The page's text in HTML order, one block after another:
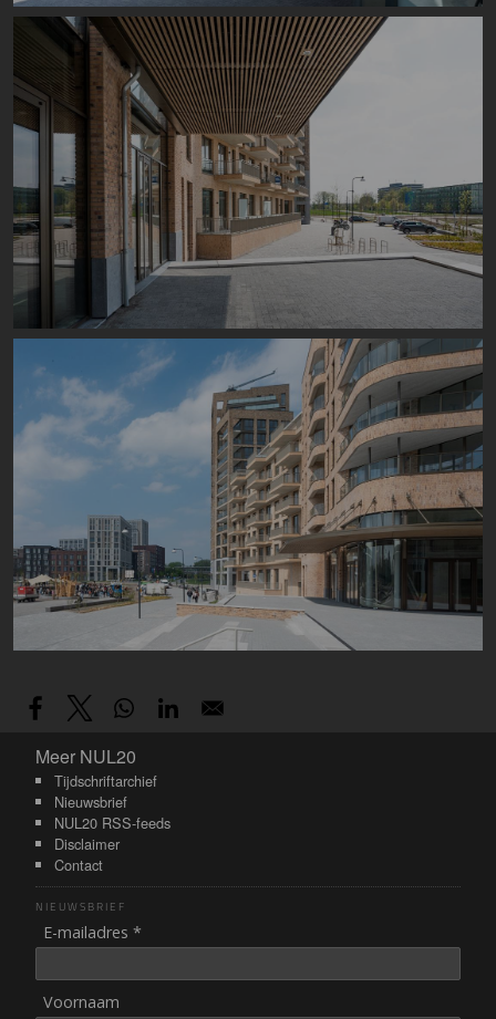
Image
Meer NUL20
Meer NUL20
Tijdschriftarchief
Nieuwsbrief
NUL20 RSS-feeds
Disclaimer
Contact
NIEUWSBRIEF
E-mailadres *
Voornaam